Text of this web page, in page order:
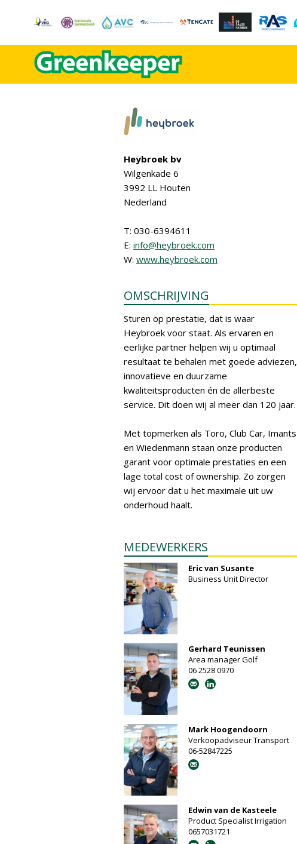
Heybroek bv
Wilgenkade 6
3992 LL Houten
Nederland
T: 030-6394611
E: info@heybroek.com
W: www.heybroek.com
OMSCHRIJVING
Sturen op prestatie, dat is waar
Heybroek voor staat. Als ervaren en
eerlijke partner helpen wij u optimaal
resultaat te behalen met goede adviezen,
innovatieve en duurzame
kwaliteitsproducten én de allerbeste
service. Dit doen wij al meer dan 120 jaar.
Met topmerken als Toro, Club Car, Imants
en Wiedenmann staan onze producten
garant voor optimale prestaties en een
lage total cost of ownership. Zo zorgen
wij ervoor dat u het maximale uit uw
onderhoud haalt.
MEDEWERKERS
Eric van Susante
Business Unit Director
Gerhard Teunissen
Area manager Golf
06 2528 0970
Mark Hoogendoorn
Verkoopadviseur Transport
06-52847225
Edwin van de Kasteele
Product Specialist Irrigation
0657031721